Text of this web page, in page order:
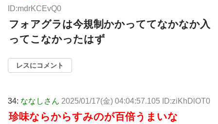
ID:mdrKCEvQ0
フォアグラは今規制かかっててなかなか入
ってこなかったはず
レスにコメント
34: ななしさん 2025/01/17(金) 04:04:57.105 ID:ziKhDlOT0
珍味ならからすみのが百倍うまいな